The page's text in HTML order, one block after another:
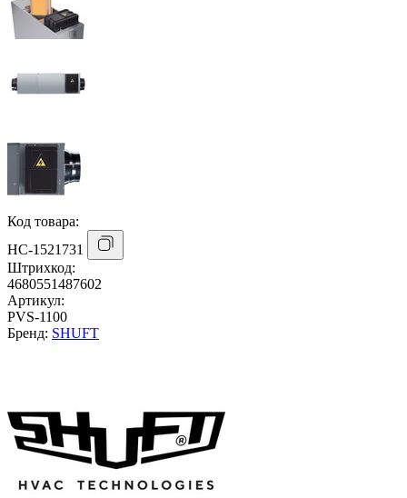
Код товара:
НС-1521731
Штрихкод:
4680551487602
Артикул:
PVS-1100
Бренд: SHUFT